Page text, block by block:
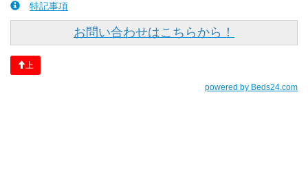
特記事項
お問い合わせはこちらから！
上
powered by Beds24.com